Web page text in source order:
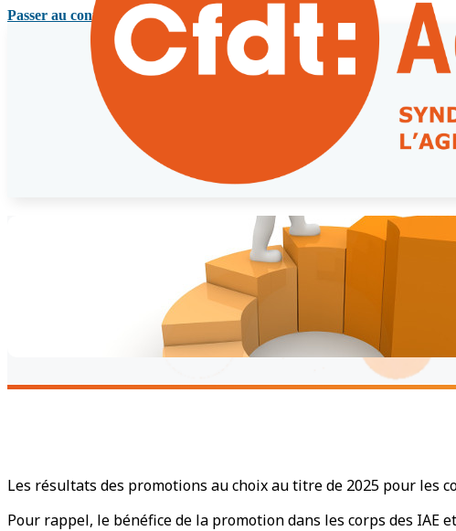
Passer au contenu principal
Les résultats des promotions au choix au titre de 2025 pour les
Pour rappel, le bénéfice de la promotion dans les corps des IAE